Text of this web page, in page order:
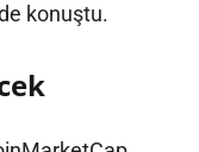
konuştu.